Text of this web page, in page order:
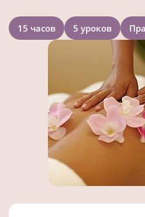
15 часов 5 уроков